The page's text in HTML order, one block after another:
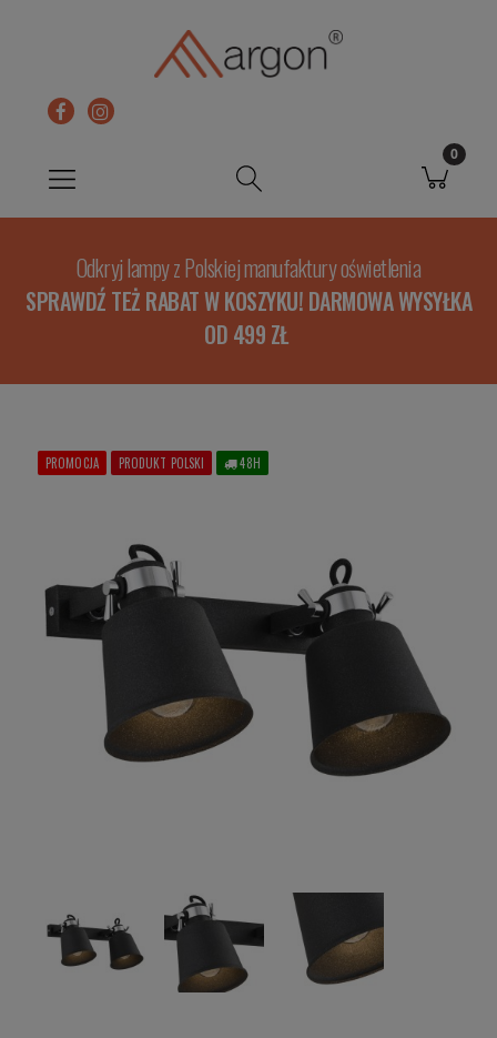
Odkryj lampy z Polskiej manufaktury oświetlenia
SPRAWDŹ TEŻ RABAT W KOSZYKU! DARMOWA WYSYŁKA
OD 499 ZŁ
PROMOCJA PRODUKT POLSKI 48H